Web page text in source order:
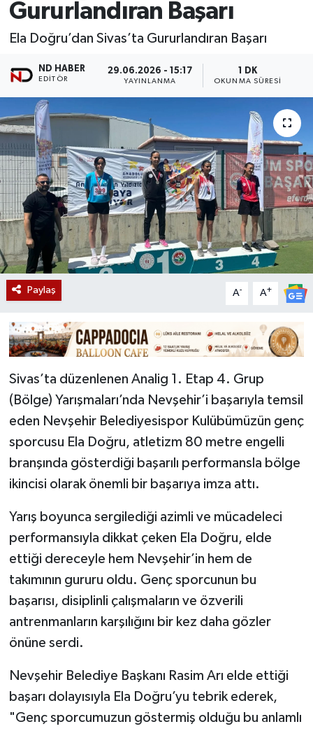
Gururlandıran Başarı
Ela Doğru’dan Sivas’ta Gururlandıran Başarı
ND HABER
EDITÖR
29.06.2026 - 15:17
YAYINLANMA
1 DK
OKUNMA SÜRESI
Paylaş A- A+
Sivas’ta düzenlenen Analig 1. Etap 4. Grup
(Bölge) Yarışmaları’nda Nevşehir’i başarıyla temsil
eden Nevşehir Belediyesispor Kulübümüzün genç
sporcusu Ela Doğru, atletizm 80 metre engelli
branşında gösterdiği başarılı performansla bölge
ikincisi olarak önemli bir başarıya imza attı.
Yarış boyunca sergilediği azimli ve mücadeleci
performansıyla dikkat çeken Ela Doğru, elde
ettiği dereceyle hem Nevşehir’in hem de
takımının gururu oldu. Genç sporcunun bu
başarısı, disiplinli çalışmaların ve özverili
antrenmanların karşılığını bir kez daha gözler
önüne serdi.
Nevşehir Belediye Başkanı Rasim Arı elde ettiği
başarı dolayısıyla Ela Doğru’yu tebrik ederek,
"Genç sporcumuzun göstermiş olduğu bu anlamlı